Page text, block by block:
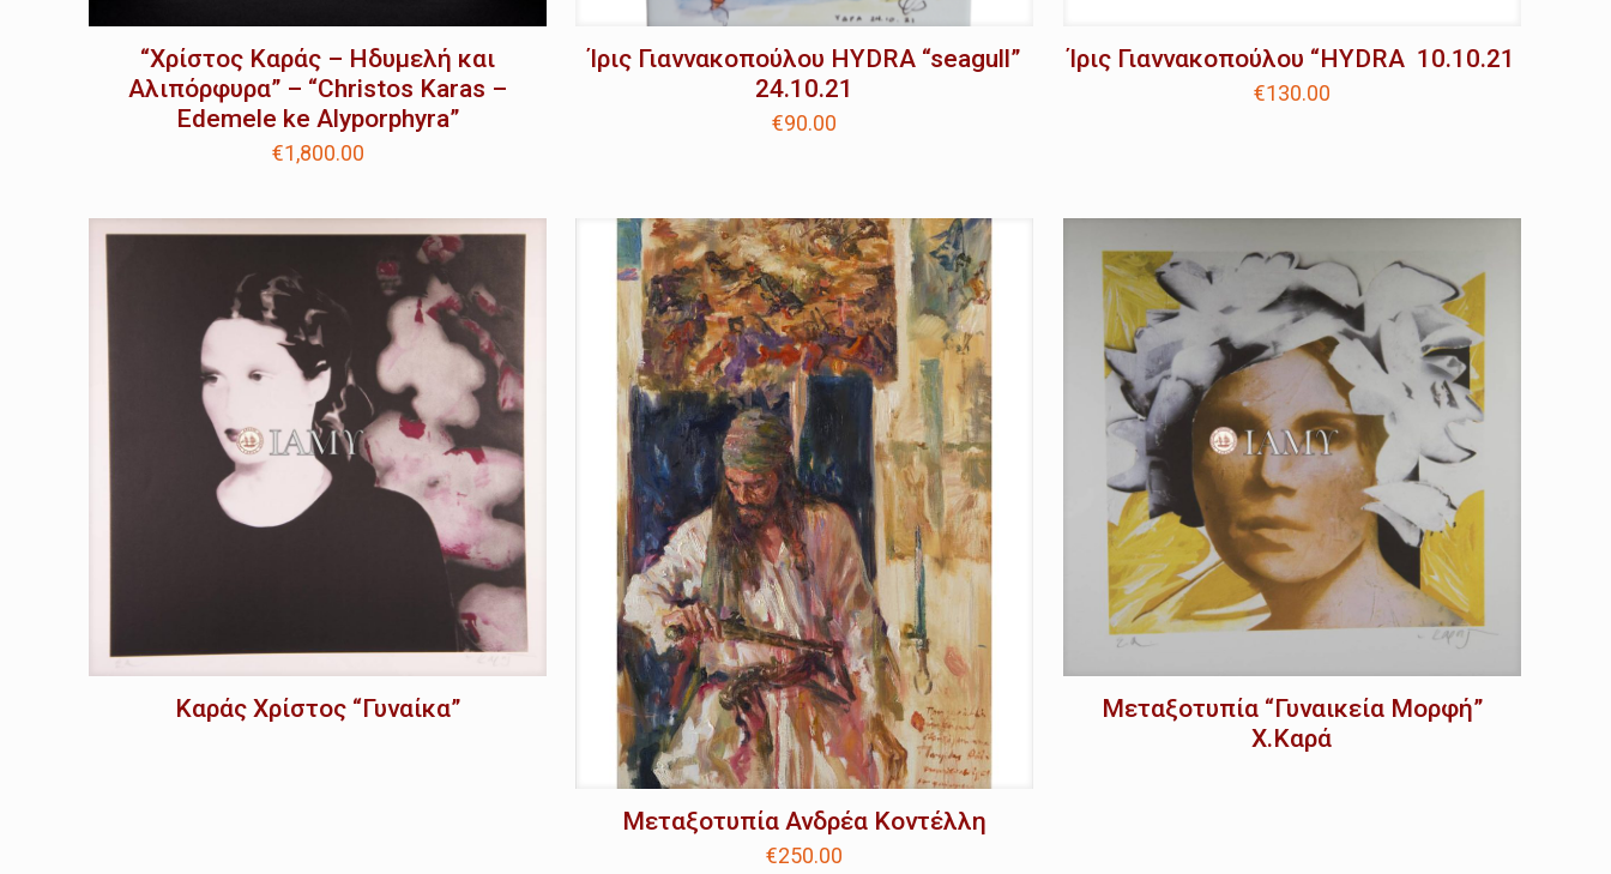
“Χρίστος Καράς – Hδυμελή και
Αλιπόρφυρα” – “Christos Karas –
Edemele ke Alyporphyra”
€1,800.00
Ίρις Γιαννακοπούλου HYDRA “seagull”
24.10.21
€90.00
Ίρις Γιαννακοπούλου “HYDRA 10.10.21
€130.00
Καράς Χρίστος “Γυναίκα”
Μεταξοτυπία Ανδρέα Κοντέλλη
€250.00
Μεταξοτυπία “Γυναικεία Μορφή”
Χ.Καρά